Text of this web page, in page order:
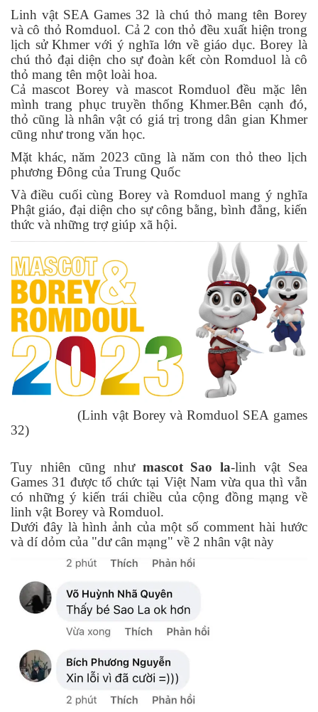
Linh vật SEA Games 32 là chú thỏ mang tên Borey
và cô thỏ Romduol. Cả 2 con thỏ đều xuất hiện trong
lịch sử Khmer với ý nghĩa lớn về giáo dục. Borey là
chú thỏ đại diện cho sự đoàn kết còn Romduol là cô
thỏ mang tên một loài hoa.
Cả mascot Borey và mascot Romduol đều mặc lên
mình trang phục truyền thống Khmer.Bên cạnh đó,
thỏ cũng là nhân vật có giá trị trong dân gian Khmer
cũng như trong văn học.
Mặt khác, năm 2023 cũng là năm con thỏ theo lịch
phương Đông của Trung Quốc
Và điều cuối cùng Borey và Romduol mang ý nghĩa
Phật giáo, đại diện cho sự công bằng, bình đẳng, kiến
thức và những trợ giúp xã hội.
(Linh vật Borey và Romduol SEA games
32)
Tuy nhiên cũng như mascot Sao la-linh vật Sea
Games 31 được tổ chức tại Việt Nam vừa qua thì vẫn
có những ý kiến trái chiều của cộng đồng mạng về
linh vật Borey và Romduol.
Dưới đây là hình ảnh của một số comment hài hước
và dí dỏm của "dư cân mạng" về 2 nhân vật này